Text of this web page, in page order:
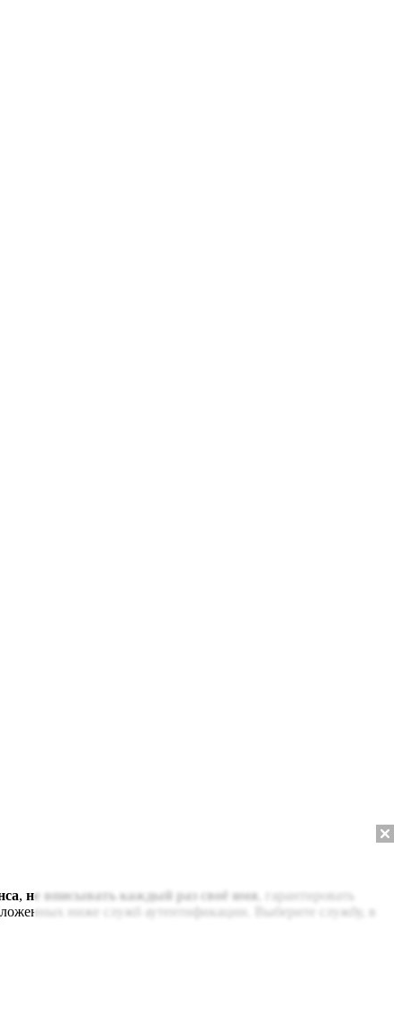
, не вписывать каждый раз своё имя , гарантировать
ниже служб аутентификации. Выберите службу, в